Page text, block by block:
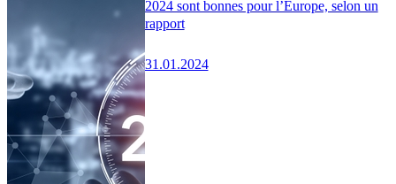
2024 sont bonnes pour l’Europe, selon un
rapport
31.01.2024